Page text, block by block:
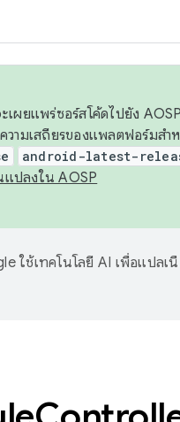
เผยแพร่ซอร์สโค้ดไปยัง
ามเสถียรของแพลตฟอร์มสำ
android-latest-
แปลงใน AOSP
ใช้เทคโนโลยี AI เพื่อแปลเ